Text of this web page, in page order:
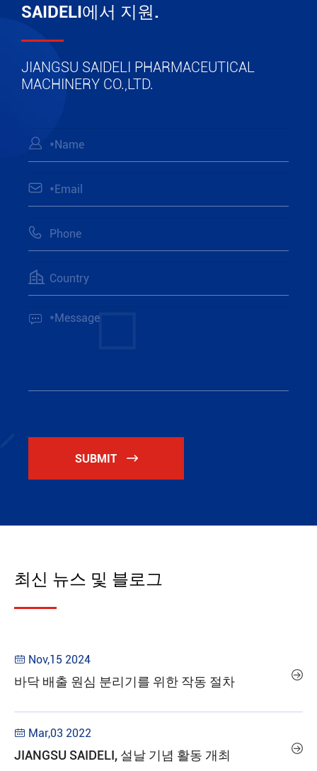
SAIDELI에서 지원.
JIANGSU SAIDELI PHARMACEUTICAL
MACHINERY CO.,LTD.





SUBMIT 
최신 뉴스 및 블로그
 Nov,15 2024
바닥 배출 원심 분리기를 위한 작동 절차 
 Mar,03 2022
JIANGSU SAIDELI, 설날 기념 활동 개최 